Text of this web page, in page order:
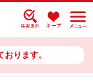
ります。